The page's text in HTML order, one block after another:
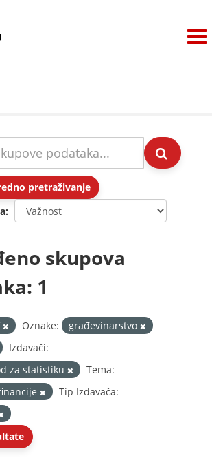
pretraživanje
skupova
1
Oznake:
građevinarstvo
Izdavači:
za statistiku
Tema:
Tip Izdavača: